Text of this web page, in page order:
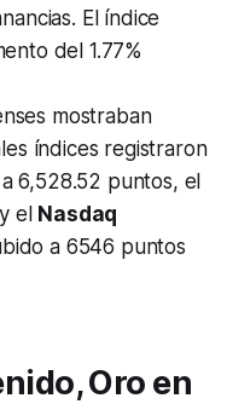
El índice
del 1.77%
mostraban
índices registraron
6,528.52 puntos, el
el Nasdaq
a 6546 puntos
Oro en